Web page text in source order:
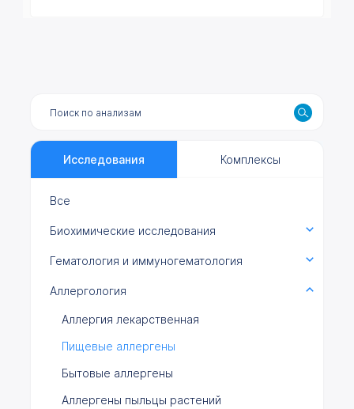
Исследования Комплексы
Все
Биохимические исследования
Гематология и иммуногематология
Аллергология
Аллергия лекарственная
Пищевые аллергены
Бытовые аллергены
Аллергены пыльцы растений